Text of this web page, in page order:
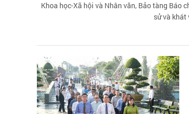
Khoa học-Xã hội và Nhân văn, Bảo tàng Báo
sử và